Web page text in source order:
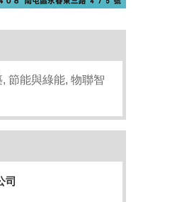
節能與綠能, 物聯智
司